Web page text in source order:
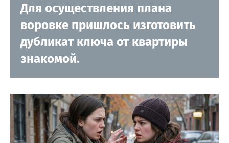
Для осуществления плана
воровке пришлось изготовить
дубликат ключа от квартиры
знакомой.